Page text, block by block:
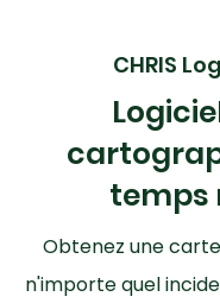
CHRIS
temps
Obtenez une
n'importe quel